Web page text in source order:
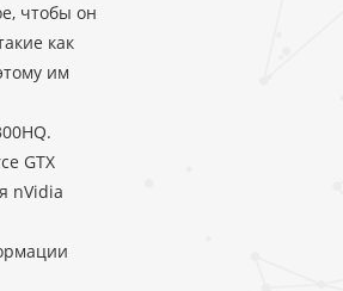
чтобы он
как
им
GTX
nVidia